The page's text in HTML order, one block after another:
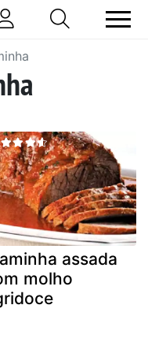
assada
molho